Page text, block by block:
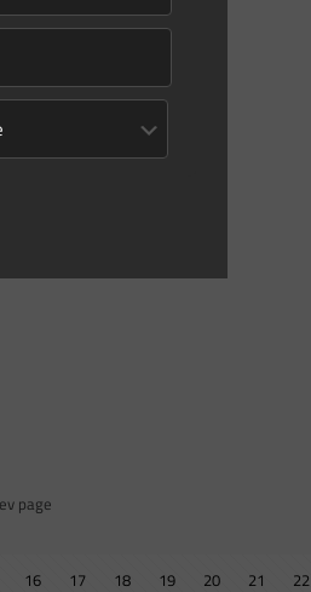
em Administração
0 Read more
page
16 17 18 19 20 21 22